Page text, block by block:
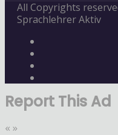
All Copyrights
Sprachlehrer Aktiv
Report This Ad
« »